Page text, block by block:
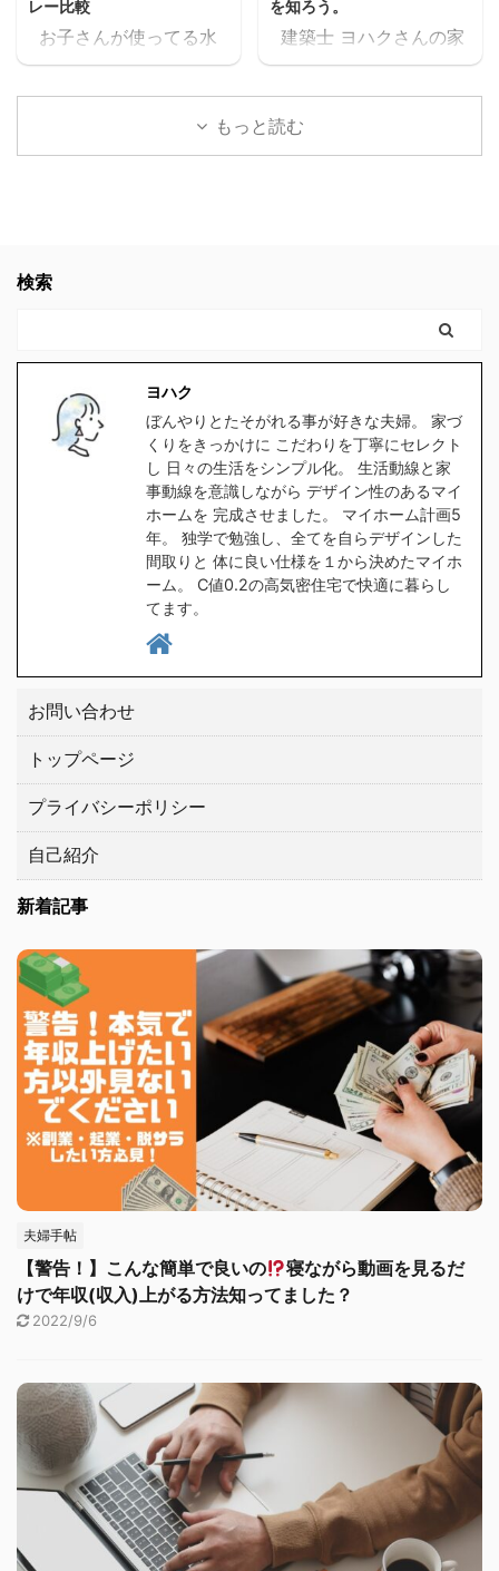
料セミナーが見れた上
に、どんどん、追加でセ
ミナーが見れるんだけど
スキマ このセミナー、学
生の頃に見たかったなぁ
これ見てたら、恐らく人
なかったと思う。 もっと
に出たりして時給1,000
円前後の仕事を1日6時間
位頑張って働いて、何と
か月10万位は稼げるかも
しれないけど 肉体的・精
神的に疲労して夫婦喧嘩
レー比較
お子さんが使ってる水
筒や、ご家族が使ってる
水筒。 ヨハク食洗器で
洗うにつれて外側が剥が
ヨハク我が家の水筒も、
ボロになってきたので、
食洗器対応の水筒を探し
たのですが、意外と種類
が無く苦戦しました。
1時間程スマホをポチポ
チして探した所、大手ブ
ランドの中から２つ見つ
けましたので、皆さんに
もご紹介したい ...
を知ろう。
建築士 ヨハクさんの家
は 高気密住宅ですよ！
と言われたのですが ヨ
ハク高気密住宅って
社から 間取りの無料プラ
ンをゲットするなら コチ
い。 クリックしてプラン
を貰う。 高気密住宅と
は ヨハク簡単に言うと
スキマの無い家です 普
通に ...
もっと読む
検索
ヨハク
ぼんやりとたそがれる事が好きな夫婦。 家づ
くりをきっかけに こだわりを丁寧にセレクト
し 日々の生活をシンプル化。 生活動線と家
事動線を意識しながら デザイン性のあるマイ
ホームを 完成させました。 マイホーム計画5
年。 独学で勉強し、全てを自らデザインした
間取りと 体に良い仕様を１から決めたマイホ
ーム。 C値0.2の高気密住宅で快適に暮らし
てます。
お問い合わせ
トップページ
プライバシーポリシー
自己紹介
新着記事
夫婦手帖
【警告！】こんな簡単で良いの
寝ながら動画を見るだ
けで年収(収入)上がる方法知ってました？
2022/9/6